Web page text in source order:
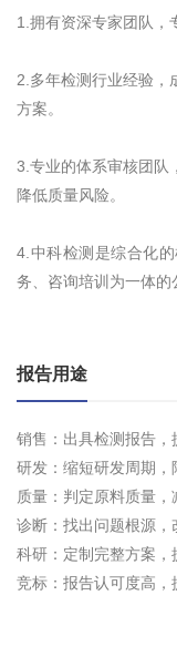
1.拥有资深专家团队，
2.多年检测行业经验，
方案。
3.专业的体系审核团队
降低质量风险。
4.中科检测是综合化
务、咨询培训为一体的
报告用途
销售：出具检测报告，
研发：缩短研发周期，
质量：判定原料质量，
诊断：找出问题根源，
科研：定制完整方案，
竞标：报告认可度高，